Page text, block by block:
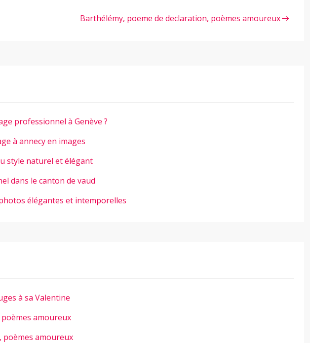
Barthélémy, poeme de declaration, poèmes amoureux
professionnel à Genève ?
à annecy en images
style naturel et élégant
dans le canton de vaud
élégantes et intemporelles
à sa Valentine
amoureux
poèmes amoureux